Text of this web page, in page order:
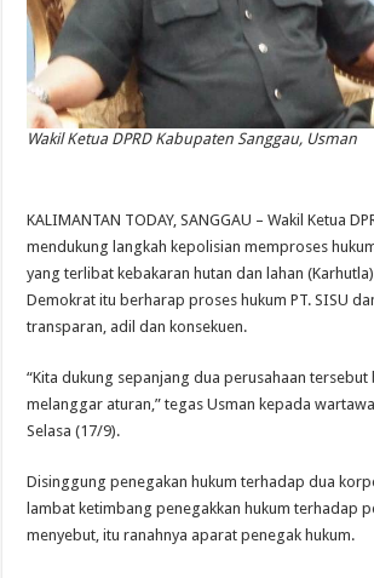
Wakil Ketua DPRD Kabupaten Sanggau, Usman
KALIMANTAN TODAY, SANGGAU – Wakil Ketua
mendukung langkah kepolisian memproses
yang terlibat kebakaran hutan dan lahan
Demokrat itu berharap proses hukum PT. SISU
transparan, adil dan konsekuen.
“Kita dukung sepanjang dua perusahaan
melanggar aturan,” tegas Usman kepada
Selasa (17/9).
Disinggung penegakan hukum terhadap dua
lambat ketimbang penegakkan hukum terhadap
menyebut, itu ranahnya aparat penegak hukum.